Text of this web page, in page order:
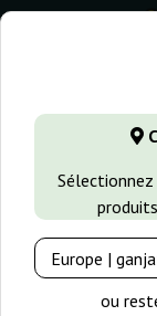
⭐ -
ou
GanjaFarmer.fr
Caramel